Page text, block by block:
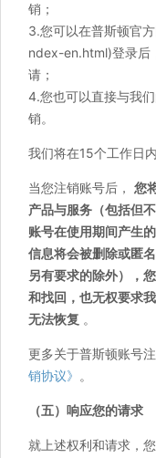
销；
3.您可以在普斯顿官
ndex-en.html)登录后
请；
4.您也可以直接与我
销。
我们将在15个工作日
当您注销账号后， 您
产品与服务（包括但
账号在使用期间产生
信息将会被删除或匿
另有要求的除外），
和找回，也无权要求
无法恢复 。
更多关于普斯顿账号
销协议》 。
（五）响应您的请求
就上述权利和请求，